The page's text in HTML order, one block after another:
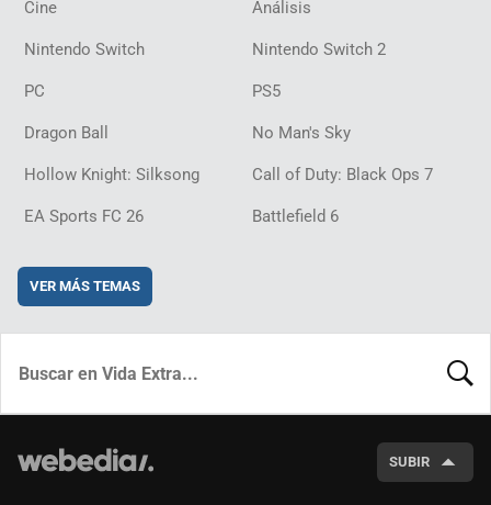
Cine Análisis
Nintendo Switch Nintendo Switch 2
PC PS5
Dragon Ball No Man's Sky
Hollow Knight: Silksong Call of Duty: Black Ops 7
EA Sports FC 26 Battlefield 6
VER MÁS TEMAS
SUBIR